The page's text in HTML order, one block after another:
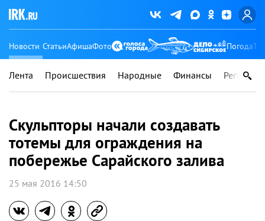
Новости СтатьиАфишаФото Погода
Лента Происшествия Народные Финансы Регионы
Скульпторы начали создавать
тотемы для ограждения на
побережье Сарайского залива
25 мая 2016 14:50